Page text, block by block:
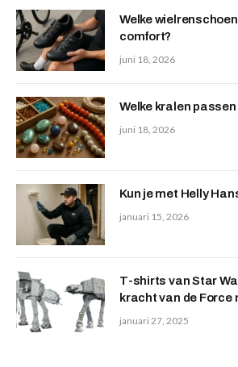
Welke
comfort?
juni 18, 2026
Welke kralen
juni 18, 2026
Kun je met Helly
januari 15, 2026
T-shirts van Star
kracht van de Force
januari 27, 2025